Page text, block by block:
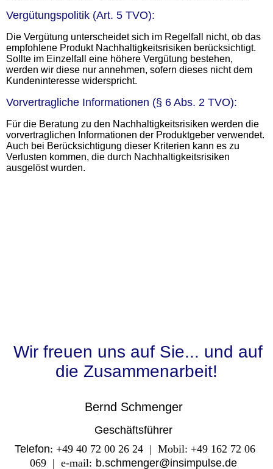
Vergütungspolitik (Art. 5 TVO):
Die Vergütung unterscheidet sich im Regelfall nicht, ob das
empfohlene Produkt Nachhaltigkeitsrisiken berücksichtigt.
Sollte im Einzelfall eine höhere Vergütung bestehen,
werden wir diese nur annehmen, sofern dieses nicht dem
Kundeninteresse widerspricht.
Vorvertragliche Informationen (§ 6 Abs. 2 TVO):
Für die Beratung zu den Nachhaltigkeitsrisiken werden die
vorvertraglichen Informationen der Produktgeber verwendet.
Auch bei Berücksichtigung dieser Kriterien kann es zu
Verlusten kommen, die durch Nachhaltigkeitsrisiken
ausgelöst wurden.
Wir freuen uns auf Sie... und auf
die Zusammenarbeit!
Bernd Schmenger
Geschäftsführer
Telefon: +49 40 72 00 26 24 | Mobil: +49 162 72 06
069 | e-mail: b.schmenger@insimpulse.de